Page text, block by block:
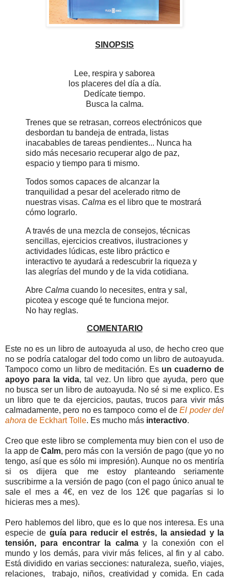
SINOPSIS
Lee, respira y saborea
los placeres del día a día.
Dedícate tiempo.
Busca la calma.
Trenes que se retrasan, correos electrónicos que
desbordan tu bandeja de entrada, listas
inacabables de tareas pendientes... Nunca ha
sido más necesario recuperar algo de paz,
espacio y tiempo para ti mismo.
Todos somos capaces de alcanzar la
tranquilidad a pesar del acelerado ritmo de
nuestras visas. Calma es el libro que te mostrará
cómo lograrlo.
A través de una mezcla de consejos, técnicas
sencillas, ejercicios creativos, ilustraciones y
actividades lúdicas, este libro práctico e
interactivo te ayudará a redescubrir la riqueza y
las alegrías del mundo y de la vida cotidiana.
Abre Calma cuando lo necesites, entra y sal,
picotea y escoge qué te funciona mejor.
No hay reglas.
COMENTARIO
Este no es un libro de autoayuda al uso, de hecho creo que
no se podría catalogar del todo como un libro de autoayuda.
Tampoco como un libro de meditación. Es un cuaderno de
apoyo para la vida, tal vez. Un libro que ayuda, pero que
no busca ser un libro de autoayuda. No sé si me explico. Es
un libro que te da ejercicios, pautas, trucos para vivir más
calmadamente, pero no es tampoco como el deEl poder del
ahora de Eckhart Tolle. Es mucho más interactivo.
Creo que este libro se complementa muy bien con el uso de
la app deCalm, pero más con la versión de pago (que yo no
tengo, así que es sólo mi impresión). Aunque no os mentiría
si os dijera que me estoy planteando seriamente
suscribirme a la versión de pago (con el pago único anual te
sale el mes a 4€, en vez de los 12€ que pagarías si lo
hicieras mes a mes).
Pero hablemos del libro, que es lo que nos interesa. Es una
especie de guía para reducir el estrés, la ansiedad y la
tensión, para encontrar la calmay la conexión con el
mundo y los demás, para vivir más felices, al fin y al cabo.
Está dividido en varias secciones: naturaleza, sueño, viajes,
relaciones, trabajo, niños, creatividad y comida. En cada